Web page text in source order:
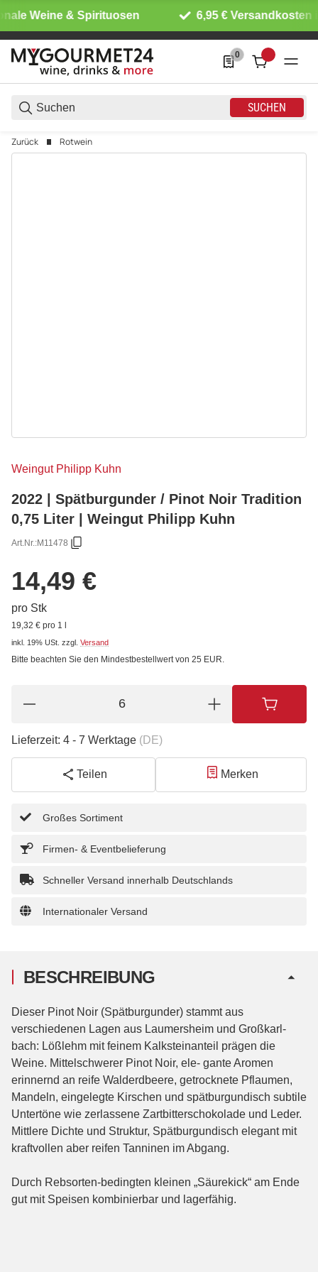
Weine & Spirituosen 6,95 € Versandkosten
SUCHEN
0
0 Produkte in der
Zurück Rotwein
Weingut Philipp Kuhn
2022 | Spätburgunder / Pinot Noir Tradition
0,75 Liter | Weingut Philipp Kuhn
Art.Nr.:M11478
14,49 €
pro Stk
19,32 € pro 1 l
inkl. 19% USt. zzgl. Versand
Bitte beachten Sie den Mindestbestellwert von 25 EUR.
Lieferzeit: 4 - 7 Werktage (DE)
Teilen Merken
Großes Sortiment
Firmen- & Eventbelieferung
Schneller Versand innerhalb Deutschlands
Internationaler Versand
BESCHREIBUNG
Dieser Pinot Noir (Spätburgunder) stammt aus
verschiedenen Lagen aus Laumersheim und Großkarl-
bach: Lößlehm mit feinem Kalksteinanteil prägen die
Weine. Mittelschwerer Pinot Noir, ele- gante Aromen
erinnernd an reife Walderdbeere, getrocknete Pflaumen,
Mandeln, eingelegte Kirschen und spätburgundisch subtile
Untertöne wie zerlassene Zartbitterschokolade und Leder.
Mittlere Dichte und Struktur, Spätburgundisch elegant mit
kraftvollen aber reifen Tanninen im Abgang.
Durch Rebsorten-bedingten kleinen „Säurekick“ am Ende
gut mit Speisen kombinierbar und lagerfähig.